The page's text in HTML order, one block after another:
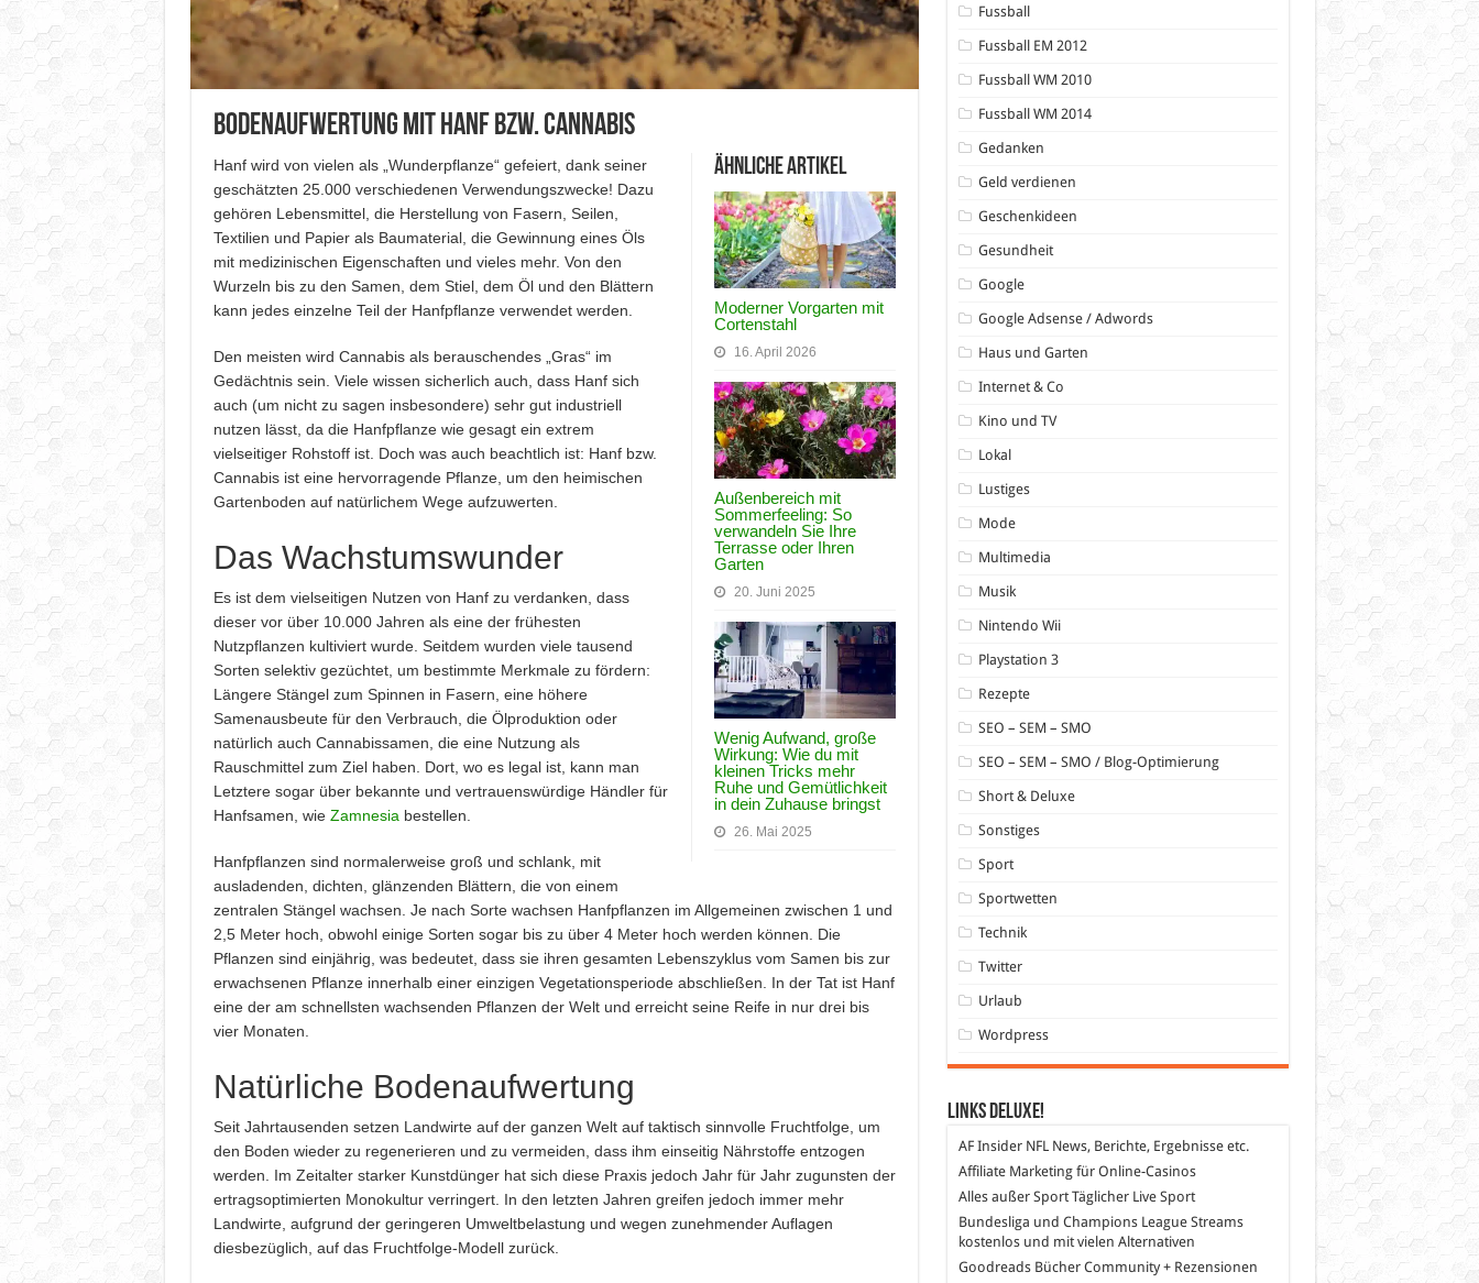
Bodenaufwertung mit Hanf bzw. Cannabis
Ähnliche Artikel
Moderner Vorgarten mit
Cortenstahl
16. April 2026
Außenbereich mit
Sommerfeeling: So
verwandeln Sie Ihre
Terrasse oder Ihren
Garten
20. Juni 2025
Wenig Aufwand, große
Wirkung: Wie du mit
kleinen Tricks mehr
Ruhe und Gemütlichkeit
in dein Zuhause bringst
26. Mai 2025
Hanf wird von vielen als „Wunderpflanze“ gefeiert, dank seiner
geschätzten 25.000 verschiedenen Verwendungszwecke! Dazu
gehören Lebensmittel, die Herstellung von Fasern, Seilen,
Textilien und Papier als Baumaterial, die Gewinnung eines Öls
mit medizinischen Eigenschaften und vieles mehr. Von den
Wurzeln bis zu den Samen, dem Stiel, dem Öl und den Blättern
kann jedes einzelne Teil der Hanfpflanze verwendet werden.
Den meisten wird Cannabis als berauschendes „Gras“ im
Gedächtnis sein. Viele wissen sicherlich auch, dass Hanf sich
auch (um nicht zu sagen insbesondere) sehr gut industriell
nutzen lässt, da die Hanfpflanze wie gesagt ein extrem
vielseitiger Rohstoff ist. Doch was auch beachtlich ist: Hanf bzw.
Cannabis ist eine hervorragende Pflanze, um den heimischen
Gartenboden auf natürlichem Wege aufzuwerten.
Das Wachstumswunder
Es ist dem vielseitigen Nutzen von Hanf zu verdanken, dass
dieser vor über 10.000 Jahren als eine der frühesten
Nutzpflanzen kultiviert wurde. Seitdem wurden viele tausend
Sorten selektiv gezüchtet, um bestimmte Merkmale zu fördern:
Längere Stängel zum Spinnen in Fasern, eine höhere
Samenausbeute für den Verbrauch, die Ölproduktion oder
natürlich auch Cannabissamen, die eine Nutzung als
Rauschmittel zum Ziel haben. Dort, wo es legal ist, kann man
Letztere sogar über bekannte und vertrauenswürdige Händler für
Hanfsamen, wie Zamnesiabestellen.
Hanfpflanzen sind normalerweise groß und schlank, mit
ausladenden, dichten, glänzenden Blättern, die von einem
zentralen Stängel wachsen. Je nach Sorte wachsen Hanfpflanzen im Allgemeinen zwischen 1 und
2,5 Meter hoch, obwohl einige Sorten sogar bis zu über 4 Meter hoch werden können. Die
Pflanzen sind einjährig, was bedeutet, dass sie ihren gesamten Lebenszyklus vom Samen bis zur
erwachsenen Pflanze innerhalb einer einzigen Vegetationsperiode abschließen. In der Tat ist Hanf
eine der am schnellsten wachsenden Pflanzen der Welt und erreicht seine Reife in nur drei bis
vier Monaten.
Natürliche Bodenaufwertung
Seit Jahrtausenden setzen Landwirte auf der ganzen Welt auf taktisch sinnvolle Fruchtfolge, um
den Boden wieder zu regenerieren und zu vermeiden, dass ihm einseitig Nährstoffe entzogen
werden. Im Zeitalter starker Kunstdünger hat sich diese Praxis jedoch Jahr für Jahr zugunsten der
ertragsoptimierten Monokultur verringert. In den letzten Jahren greifen jedoch immer mehr
Landwirte, aufgrund der geringeren Umweltbelastung und wegen zunehmender Auflagen
diesbezüglich, auf das Fruchtfolge-Modell zurück.
Fussball
Fussball EM 2012
Fussball WM 2010
Fussball WM 2014
Gedanken
Geld verdienen
Geschenkideen
Gesundheit
Google
Google Adsense / Adwords
Haus und Garten
Internet & Co
Kino und TV
Lokal
Lustiges
Mode
Multimedia
Musik
Nintendo Wii
Playstation 3
Rezepte
SEO – SEM – SMO
SEO – SEM – SMO / Blog-Optimierung
Short & Deluxe
Sonstiges
Sport
Sportwetten
Technik
Twitter
Urlaub
Wordpress
Links DeLuXe!
AF InsiderNFL News, Berichte, Ergebnisse etc.
Affiliate Marketingfür Online-Casinos
Alles außer SportTäglicher Live Sport
Bundesliga und Champions League Streams
kostenlos und mit vielen Alternativen
GoodreadsBücher Community + Rezensionen